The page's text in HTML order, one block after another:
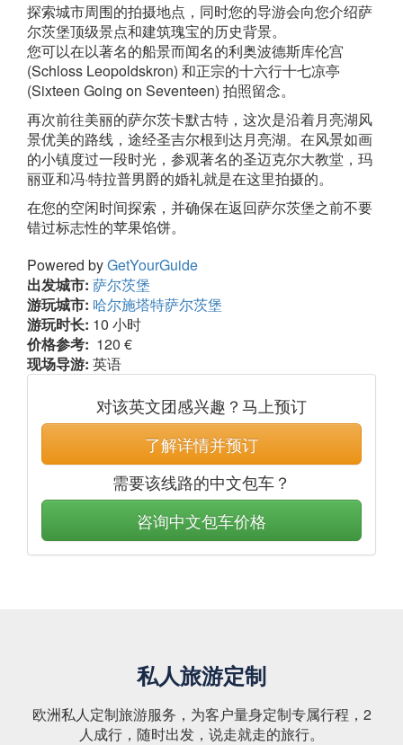
探索城市周围的拍摄地点，同时您的导游会向您介绍萨
尔茨堡顶级景点和建筑瑰宝的历史背景。
您可以在以著名的船景而闻名的利奥波德斯库伦宫
(Schloss Leopoldskron) 和正宗的十六行十七凉亭
(Sixteen Going on Seventeen) 拍照留念。
再次前往美丽的萨尔茨卡默古特，这次是沿着月亮湖风
景优美的路线，途经圣吉尔根到达月亮湖。在风景如画
的小镇度过一段时光，参观著名的圣迈克尔大教堂，玛
丽亚和冯·特拉普男爵的婚礼就是在这里拍摄的。
在您的空闲时间探索，并确保在返回萨尔茨堡之前不要
错过标志性的苹果馅饼。
Powered byGetYourGuide
出发城市: 萨尔茨堡
游玩城市: 哈尔施塔特萨尔茨堡
游玩时长: 10 小时
价格参考: 120 €
现场导游: 英语
对该英文团感兴趣？马上预订
了解详情并预订
需要该线路的中文包车？
咨询中文包车价格
私人旅游定制
欧洲私人定制旅游服务，为客户量身定制专属行程，2
人成行，随时出发，说走就走的旅行。